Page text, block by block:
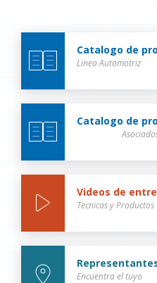
Catalogo de
Linea Automotriz
Catalogo de
Videos de
Tecnicas y Productos
Encuentra el tuyo